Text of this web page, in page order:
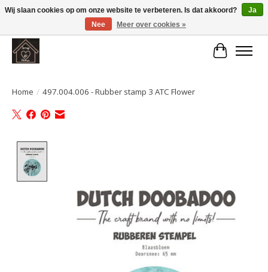
Large selection of products and fast shipping!
Home / 497.004.006 - Rubber stamp 3 ATC Flower
Wij slaan cookies op om onze website te verbeteren. Is dat akkoord?
Ja
Nee
Meer over cookies »